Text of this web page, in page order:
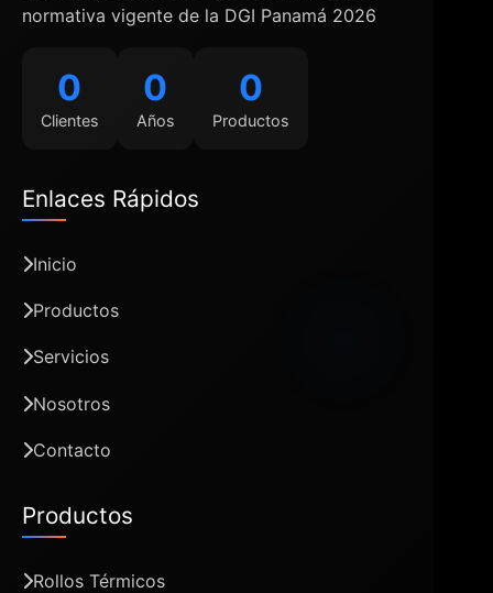
normativa vigente de la DGI Panamá 2026
0
Clientes
0
Años
0
Productos
Enlaces Rápidos
Inicio
Productos
Servicios
Nosotros
Contacto
Productos
Rollos Térmicos